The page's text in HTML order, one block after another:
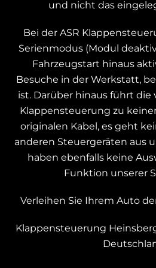
und nicht das
Bei der ASR
Serienmodus (Modul
Fahrzeugstart hinaus
Besuche in der Werkstatt,
ist. Darüber hinaus führt
Klappensteuerung zu
originalen Kabel, es geht
anderen Steuergeräten aus
haben ebenfalls keine
Funktion unserer
Verleihen Sie Ihrem Auto
Klappensteuerung